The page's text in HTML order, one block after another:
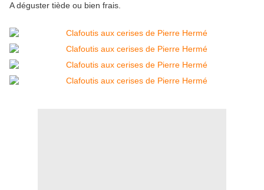
A déguster tiède ou bien frais.